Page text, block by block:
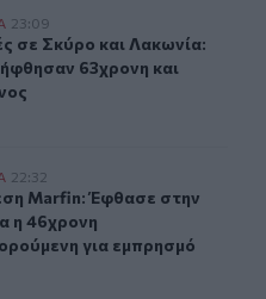
Συνελήφθησαν 63χρονη
23:09
σε Σκύρο και Λακωνία:
σε Σκύρο και Λακωνία:
63χρονη και
Ελλάδα η 46χρονη
22:32
Marfin: Έφθασε στην
Marfin: Έφθασε στην
η 46χρονη
για εμπρησμό